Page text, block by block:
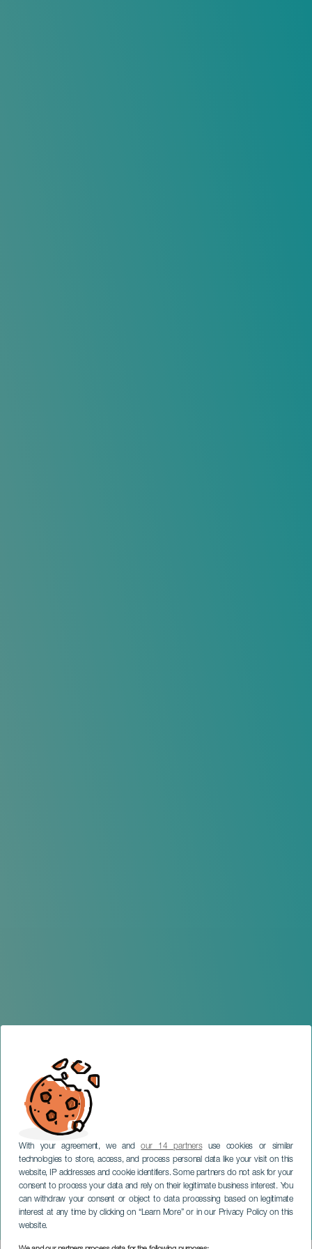
With your agreement, we andour 14 partnersuse cookies or similar
technologies to store, access, and process personal data like your visit on this
website, IP addresses and cookie identifiers. Some partners do not ask for your
consent to process your data and rely on their legitimate business interest. You
can withdraw your consent or object to data processing based on legitimate
interest at any time by clicking on “Learn More” or in our Privacy Policy on this
website.
La Magia del Barroco -
Maspalomas Internacional
Trumpet Fest
GRAN CANARIA